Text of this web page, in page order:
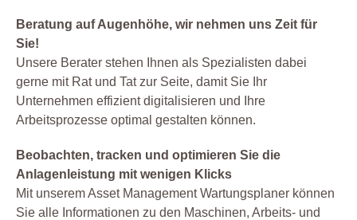
Beratung auf Augenhöhe, wir nehmen uns Zeit für
Sie!
Unsere Berater stehen Ihnen als Spezialisten dabei
gerne mit Rat und Tat zur Seite, damit Sie Ihr
Unternehmen effizient digitalisieren und Ihre
Arbeitsprozesse optimal gestalten können.
Beobachten, tracken und optimieren Sie die
Anlagenleistung mit wenigen Klicks
Mit unserem Asset Management Wartungsplaner können
Sie alle Informationen zu den Maschinen, Arbeits- und